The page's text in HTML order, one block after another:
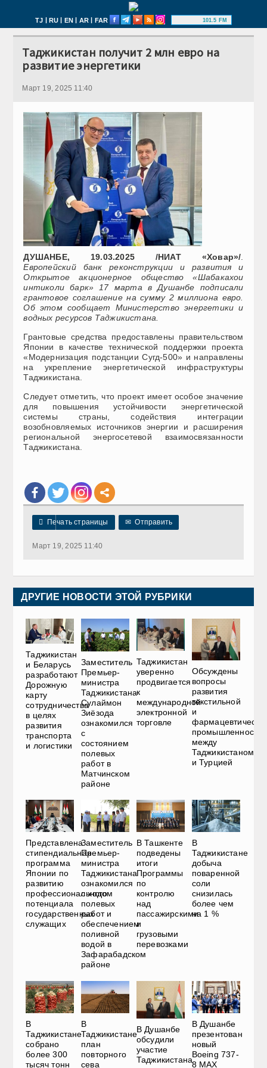
TJ | RU | EN | AR | FAR 101.5 FM
Таджикистан получит 2 млн евро на
развитие энергетики
Март 19, 2025 11:40
ДУШАНБЕ, 19.03.2025 /НИАТ «Ховар»/
Европейский банк реконструкции и развития и
Открытое акционерное общество «Шабакахои
интиколи барк» 17 марта в Душанбе подписали
грантовое соглашение на сумму 2 миллиона евро.
Об этом сообщает Министерство энергетики и
водных ресурсов Таджикистана.
Грантовые средства предоставлены правительством
Японии в качестве технической поддержки проекта
«Модернизация подстанции Сугд-500» и направлены
на укрепление энергетической инфраструктуры
Таджикистана.
Следует отметить, что проект имеет особое значение
для повышения устойчивости энергетической
системы страны, содействия интеграции
возобновляемых источников энергии и расширения
региональной энергосетевой взаимосвязанности
Таджикистана.
 Печать страницы ✉ Отправить
Март 19, 2025 11:40
ДРУГИЕ НОВОСТИ ЭТОЙ РУБРИКИ
Таджикистан
и Беларусь
разработают
Дорожную
карту
сотрудничества
в целях
развития
транспорта
и логистики
Заместитель
Премьер-
министра
Таджикистана
Сулаймон
Зиёзода
ознакомился
с
состоянием
полевых
работ в
Матчинском
районе
Таджикистан
уверенно
продвигается
к
международной
электронной
торговле
Обсуждены
вопросы
развития
текстильной
и
промышленности
между
Таджикистаном
и Турцией
Представлена
стипендиальная
программа
Японии по
развитию
профессионального
потенциала
государственных
служащих
Заместитель
Премьер-
министра
Таджикистана
ознакомился
с ходом
полевых
работ и
обеспечением
поливной
водой в
Зафарабадском
районе
В Ташкенте
подведены
итоги
Программы
по
контролю
над
пассажирскими
и
грузовыми
перевозками
В
Таджикистане
добыча
поваренной
соли
снизилась
более чем
на 1 %
В
Таджикистане
собрано
более 300
тысяч тонн
В
Таджикистане
план
повторного
сева
В Душанбе
обсудили
участие
Таджикистана
В Душанбе
презентован
новый
Boeing 737-
8 MAX